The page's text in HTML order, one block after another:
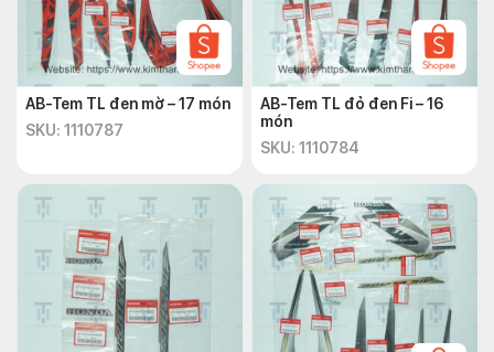
AB-Tem TL đen mờ – 17 món
SKU: 1110787
AB-Tem TL đỏ đen Fi – 16
món
SKU: 1110784